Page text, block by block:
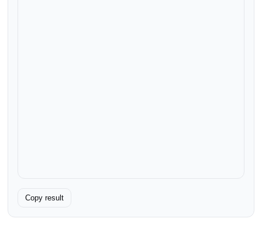
Copy result